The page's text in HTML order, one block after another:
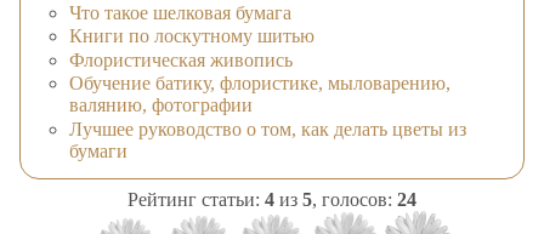
Что такое шелковая бумага
Книги по лоскутному шитью
Флористическая живопись
Обучение батику, флористике, мыловарению,
валянию, фотографии
Лучшее руководство о том, как делать цветы из
бумаги
Рейтинг статьи: 4 из 5, голосов: 24